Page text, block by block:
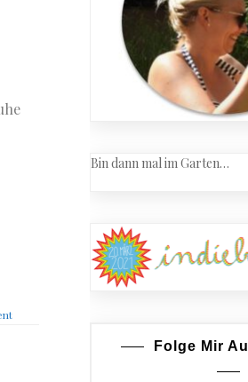
on
Bin dann mal im Garten…
Folge Mir